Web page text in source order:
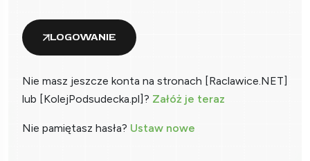
LOGOWANIE
Nie masz jeszcze konta na stronach [Raclawice.NET]
lub [KolejPodsudecka.pl]? Załóż je teraz
Nie pamiętasz hasła? Ustaw nowe